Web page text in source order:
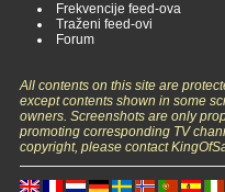
Frekvencije feed-ova
Traženi feed-ovi
Forum
All contents on this site are
except contents shown in some
owners. Screenshots are only
promoting corresponding TV
copyright, please contact